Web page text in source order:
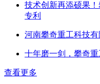
技术创新再添硕果
专利
河南攀奇重工科技
十年磨一剑，攀奇
查看更多